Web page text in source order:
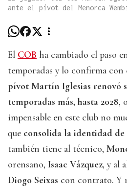
ante el pívot del Menorca
El COB ha cambiado el paso
temporadas y lo confirma
pívot Martín Iglesias renovó
temporadas más, hasta 2028,
impensable en este club no
que consolida la identidad
también tiene al técnico,
orensano, Isaac Vázquez, y al
Diogo Seixas con contrato. Y